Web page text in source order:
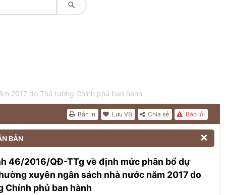

2017 do Thủ tướng Chính phủ ban hành
Báo lỗi
Chia sẻ
Lưu VB
Bản in
BẢN 
46/2016/QĐ-TTg về định mức phân bổ dự
xuyên ngân sách nhà nước năm 2017 do
Chính phủ ban hành